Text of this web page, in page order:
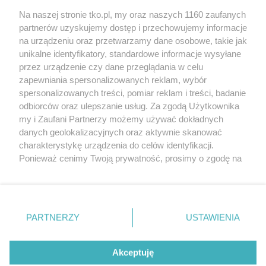
Pokaż więcej
Reklama Tematy Archiwum artykułów
Strona korzysta z plików cookies w celu realizacji usług. Pozostając na niej,
wyrażasz zgodę na ich wykorzystanie. Więcej informacji w polityce
prywatności.
Na naszej stronie tko.pl, my oraz naszych 1160 zaufanych
partnerów uzyskujemy dostęp i przechowujemy informacje
na urządzeniu oraz przetwarzamy dane osobowe, takie jak
unikalne identyfikatory, standardowe informacje wysyłane
przez urządzenie czy dane przeglądania w celu
zapewniania spersonalizowanych reklam, wybór
spersonalizowanych treści, pomiar reklam i treści, badanie
odbiorców oraz ulepszanie usług. Za zgodą Użytkownika
my i Zaufani Partnerzy możemy używać dokładnych
danych geolokalizacyjnych oraz aktywnie skanować
charakterystykę urządzenia do celów identyfikacji.
Ponieważ cenimy Twoją prywatność, prosimy o zgodę na
znajdujący się w lewym dolnym rogu strony
. Niektóre
rodzaje przetwarzania danych nie wymagają zgody
użytkownika, ale masz prawo sprzeciwić się takiemu
przetwarzaniu. Preferencje będą miały zastosowania tylko
PARTNERZY USTAWIENIA
Akceptuję